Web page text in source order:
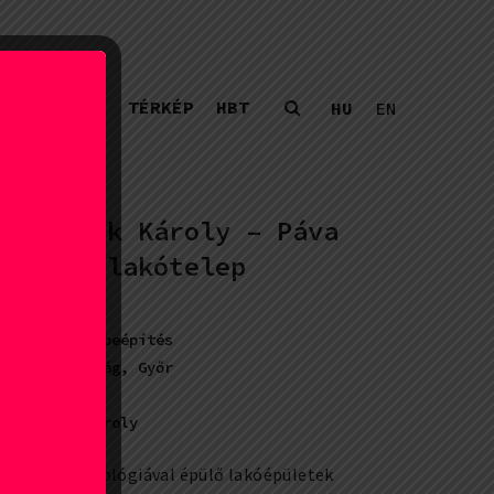
TÉRKÉP HBT HU EN
Jurcsik Károly – Páva
utcai lakótelep
láncházas beépítés
Magyarország, Győr
Jurcsik Károly
technológiával épülő lakóépületek